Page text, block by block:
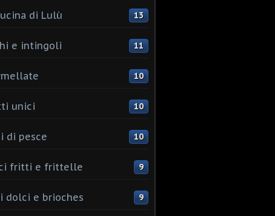
di Lulù 13
e intingoli 11
10
unici 10
di pesce 10
fritti e frittelle 9
dolci e brioches 9